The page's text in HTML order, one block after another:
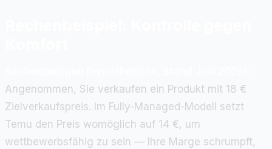
Angenommen, Sie verkaufen ein Produkt mit 18 €
Zielverkaufspreis. Im Fully-Managed-Modell setzt
Temu den Preis womöglich auf 14 €, um
wettbewerbsfähig zu sein — Ihre Marge schrumpft,